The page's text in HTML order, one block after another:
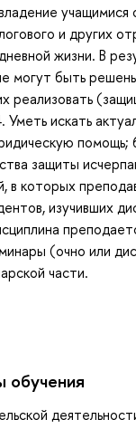
учащимися
и других
жизни. В
быть
реализовать
искать
помощь;
защиты
в которых
изучивших
(очно или
части.
обучения